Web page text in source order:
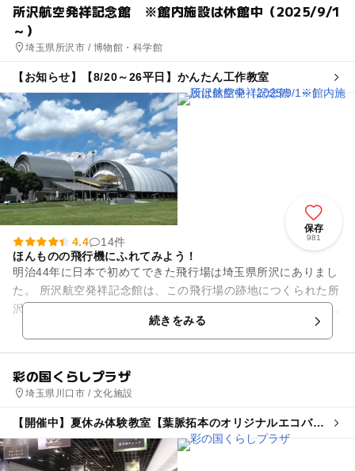
所沢航空発祥記念館 ※館内施設は休館中（2025/9/1
～）
埼玉県所沢市 / 博物館・科学館
【お知らせ】【8/20～26平日】かんたん工作教室
保存
981
4.4
14件
ほんものの飛行機にふれてみよう！
明治44年に日本で初めてできた飛行場は埼玉県所沢にありまし
た。 所沢航空発祥記念館は、この飛行場の跡地につくられた所
沢航空記念公園にあります。 館内には、たくさんの本物の飛行
続きをみる
彩の国くらしプラザ
埼玉県川口市 / 文化施設
【開催中】夏休み体験教室【葉脈拓本のオリジナルエコバッ